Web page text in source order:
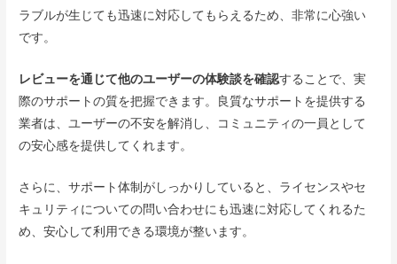
ラブルが生じても迅速に対応してもらえるため、非常に心強い
です。
レビューを通じて他のユーザーの体験談を確認することで、実
際のサポートの質を把握できます。良質なサポートを提供する
業者は、ユーザーの不安を解消し、コミュニティの一員として
の安心感を提供してくれます。
さらに、サポート体制がしっかりしていると、ライセンスやセ
キュリティについての問い合わせにも迅速に対応してくれるた
め、安心して利用できる環境が整います。